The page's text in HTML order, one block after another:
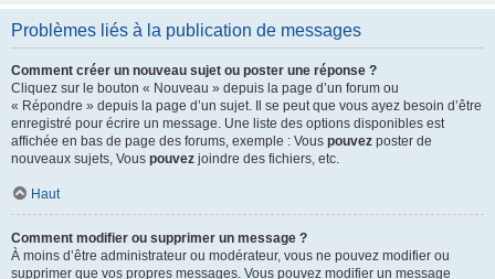
Problèmes liés à la publication de messages
Comment créer un nouveau sujet ou poster une réponse ?
Cliquez sur le bouton « Nouveau » depuis la page d’un forum ou
« Répondre » depuis la page d’un sujet. Il se peut que vous ayez besoin d’être
enregistré pour écrire un message. Une liste des options disponibles est
affichée en bas de page des forums, exemple : Vous pouvez poster de
nouveaux sujets, Vous pouvez joindre des fichiers, etc.
Haut
Comment modifier ou supprimer un message ?
À moins d’être administrateur ou modérateur, vous ne pouvez modifier ou
supprimer que vos propres messages. Vous pouvez modifier un message